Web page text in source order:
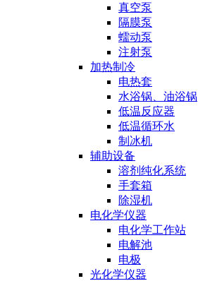
真空泵
隔膜泵
蠕动泵
注射泵
加热制冷
电热套
水浴锅、油浴锅
低温反应器
低温循环水
制冰机
辅助设备
溶剂纯化系统
手套箱
除湿机
电化学仪器
电化学工作站
电解池
电极
光化学仪器